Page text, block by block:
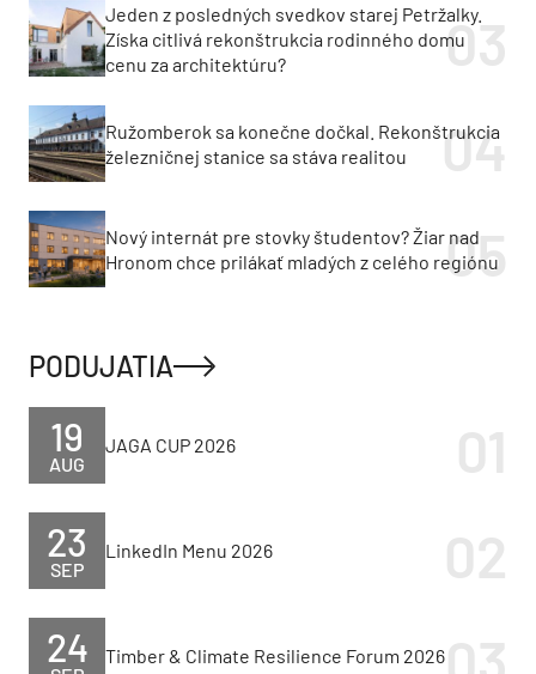
Jeden z posledných svedkov starej Petržalky.
Získa citlivá rekonštrukcia rodinného domu
cenu za architektúru?
Ružomberok sa konečne dočkal. Rekonštrukcia
železničnej stanice sa stáva realitou
Nový internát pre stovky študentov? Žiar nad
Hronom chce prilákať mladých z celého regiónu
PODUJATIA
AUG
19 JAGA CUP 2026
SEP
23 LinkedIn Menu 2026
24 Timber & Climate Resilience Forum 2026